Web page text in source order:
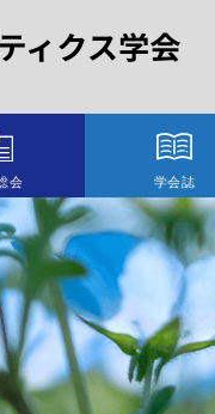
会 学会誌